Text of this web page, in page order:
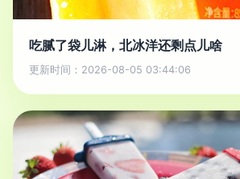
吃腻了袋儿淋，北冰洋还剩点儿啥
更新时间：2026-08-05 03:44:06